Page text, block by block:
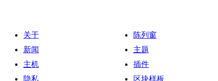
关于
新闻
主机
隐私
陈列窗
主题
插件
区块样板